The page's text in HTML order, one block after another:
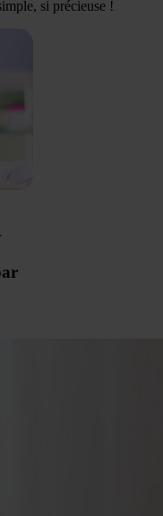
si précieuse !